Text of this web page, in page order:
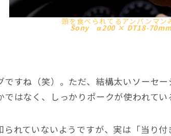
頭を食べられてるアンパンマン
Sony α200 × DT18-
すね（笑）。ただ、結構太いソーセ
はなく、しっかりポークが使われてい
られていないようですが、実は「当り